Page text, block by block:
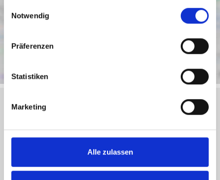
Notwendig
Präferenzen
Statistiken
Marketing
Alle zulassen
Objektanfrage
Sie haben noch Fragen zu dem Angebot oder wollen
einen Besichtigungstermin vereinbaren, dann füllen Sie